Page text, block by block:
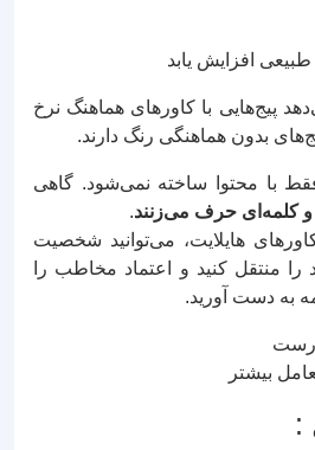
افزایش یابد
پیج‌هایی با کاورهای هماهنگ نرخ
بدون هماهنگی رنگ دارند.
فقط با محتوا ساخته نمی‌شود. گاهی
و کلمه‌ای حرف می‌زنند.
هایلایت، می‌توانید شخصیت
را منتقل کنید و اعتماد مخاطب را
به دست آورید.
بیشتر
: